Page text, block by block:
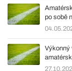
po sobě
Výkonný